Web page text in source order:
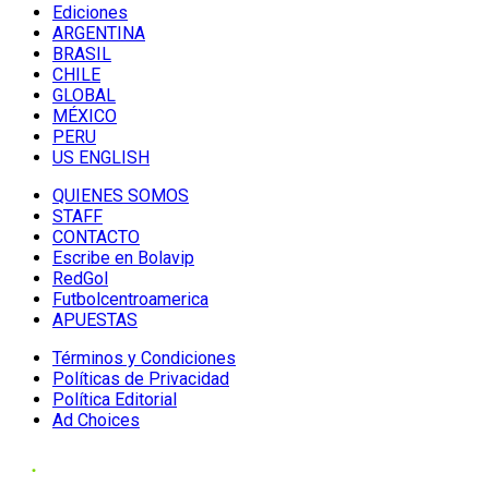
Ediciones
ARGENTINA
BRASIL
CHILE
GLOBAL
MÉXICO
PERU
US ENGLISH
QUIENES SOMOS
STAFF
CONTACTO
Escribe en Bolavip
RedGol
Futbolcentroamerica
APUESTAS
Términos y Condiciones
Políticas de Privacidad
Política Editorial
Ad Choices